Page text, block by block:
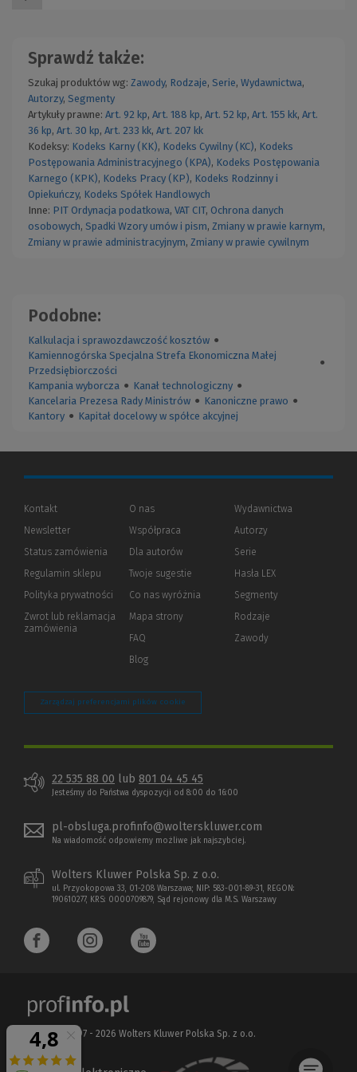
Sprawdź także:
Szukaj produktów wg: Zawody, Rodzaje, Serie, Wydawnictwa,
Autorzy, Segmenty
Artykuły prawne: Art. 92 kp, Art. 188 kp, Art. 52 kp, Art. 155 kk, Art.
36 kp, Art. 30 kp, Art. 233 kk, Art. 207 kk
Kodeksy: Kodeks Karny (KK), Kodeks Cywilny (KC), Kodeks
Postępowania Administracyjnego (KPA), Kodeks Postępowania
Karnego (KPK), Kodeks Pracy (KP), Kodeks Rodzinny i
Opiekuńczy, Kodeks Spółek Handlowych
Inne: PIT Ordynacja podatkowa, VAT CIT, Ochrona danych
osobowych, Spadki Wzory umów i pism, Zmiany w prawie karnym,
Zmiany w prawie administracyjnym, Zmiany w prawie cywilnym
Podobne:
Kalkulacja i sprawozdawczość kosztów ●
Kamiennogórska Specjalna Strefa Ekonomiczna Małej
Przedsiębiorczości
●
Kampania wyborcza ● Kanał technologiczny ●
Kancelaria Prezesa Rady Ministrów ● Kanoniczne prawo ●
Kantory ● Kapitał docelowy w spółce akcyjnej
Kontakt
Newsletter
Status zamówienia
Regulamin sklepu
Polityka prywatności (Nowe
(Link
innej
Zwrot lub reklamacja
zamówienia
O nas
Współpraca
Dla autorów(Nowe
(Link
innej
Twoje sugestie
Co nas wyróżnia
Mapa strony
FAQ
Blog
Wydawnictwa
Autorzy
Serie
Hasła LEX
Segmenty
Rodzaje
Zawody
Zarządzaj preferencjami plików cookie
22 535 88 00 lub 801 04 45 45
Jesteśmy do Państwa dyspozycji od 8:00 do 16:00
pl-obsluga.profinfo@wolterskluwer.com
Na wiadomość odpowiemy możliwe jak najszybciej.
Wolters Kluwer Polska Sp. z o.o.
ul. Przyokopowa 33, 01-208 Warszawa; NIP: 583-001-89-31, REGON:
190610277, KRS: 0000709879, Sąd rejonowy dla M.S. Warszawy
Copyright 1997 - 2026 Wolters Kluwer Polska Sp. z o.o.